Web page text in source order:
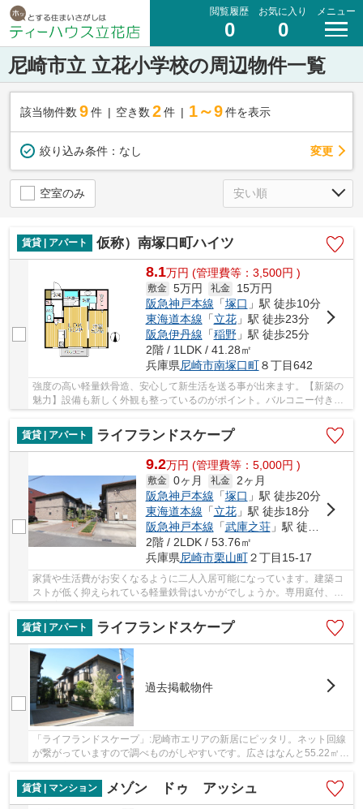
閲覧履歴
0
お気に入り
0
メニュー
尼崎市立 立花小学校の周辺物件一覧
該当物件数 9件 空き数 2 件 1～9 件を表示
絞り込み条件： なし 変更
空室のみ
賃貸 | アパート 仮称）南塚口町ハイツ
8.1万円 (管理費等：3,500円 )
敷金 5万円 礼金
15万円
阪急神戸本線 「塚口 」駅 徒歩10分
東海道本線 「立花」駅 徒歩23分
阪急伊丹線 「稲野」駅 徒歩25分
2階 / 1LDK / 41.28㎡
兵庫県尼崎市南塚口町８丁目642
強度の高い軽量鉄骨造、安心して新生活を送る事が出来ます。【新築の
魅力】設備も新しく外観も整っているのがポイント。バルコニー付きの
賃貸 | アパート
ライフランドスケープ
9.2万円 (管理費等：5,000円 )
敷金 0ヶ月 礼金 2ヶ月
阪急神戸本線 「塚口 」駅 徒歩20分
東海道本線 「立花」駅 徒歩18分
阪急神戸本線 「武庫之荘」駅 徒歩22分
2階 / 2LDK / 53.76㎡
兵庫県尼崎市栗山町２丁目15-17
家賃や生活費がお安くなるように二人入居可能になっています。建築コ
ストが低く抑えられている軽量鉄骨はいかがでしょうか。専用庭付、植
賃貸 | アパート
ライフランドスケープ
過去掲載物件
「ライフランドスケープ」:尼崎市エリアの新居にピッタリ。ネット回線
が繋がっていますので調べものがしやすいです。広さはなんと55.22㎡。
賃貸 | マンション
メゾン ドゥ アッシュ